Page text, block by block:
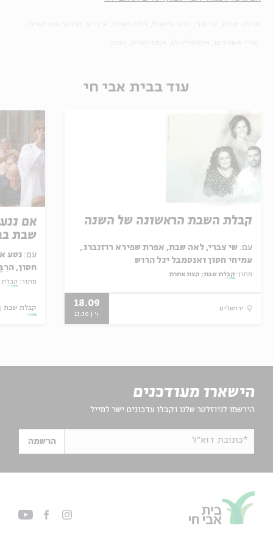
עוד בבית אבי חי
קבלת השבת הראשונה של השנה
עם: שי צברי, לאה שבת, אפרת שפירא רוזנברג,
עמיחי חסון ואנסמבל יגל הרוש
מתוך: קבלת שבת; קצת אחרת
ירושלים 18.09
ו' | 13:30
אם
שבת
עם: נטע
חסון,
הרוש
מתוך:
קבלת שבת
הישארו מעודכנים
הירשמו לניוזלטר שלנו וקבלו עדכונים ישר למייל
*כתובת דוא"ל הרשמה